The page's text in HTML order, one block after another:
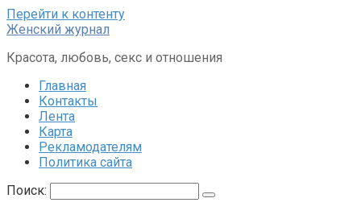
Перейти к контенту
Женский журнал
Красота, любовь, секс и отношения
Главная
Контакты
Лента
Карта
Рекламодателям
Политика сайта
Поиск: